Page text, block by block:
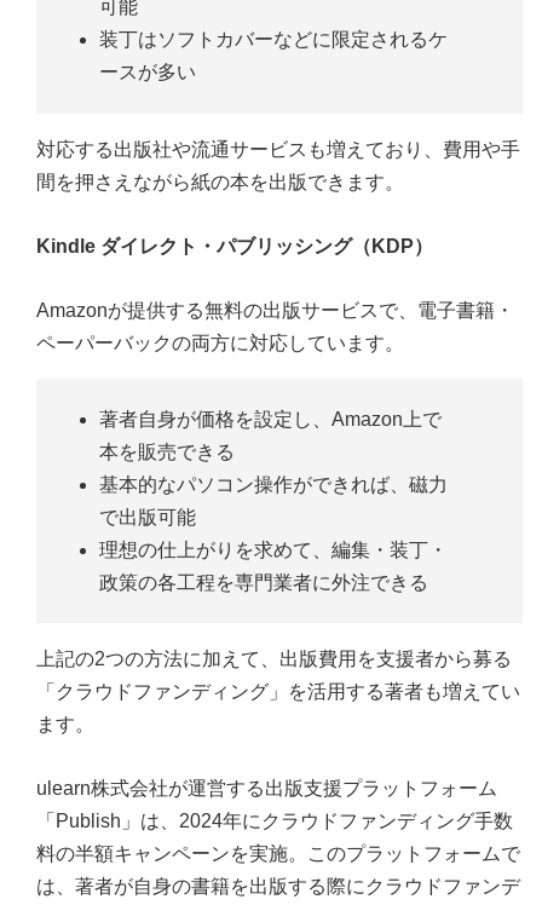
可能
装丁はソフトカバーなどに限定されるケ
ースが多い
対応する出版社や流通サービスも増えており、費用や手
間を押さえながら紙の本を出版できます。
Kindle ダイレクト・パブリッシング（KDP）
Amazonが提供する無料の出版サービスで、電子書籍・
ペーパーバックの両方に対応しています。
著者自身が価格を設定し、Amazon上で
本を販売できる
基本的なパソコン操作ができれば、磁力
で出版可能
理想の仕上がりを求めて、編集・装丁・
政策の各工程を専門業者に外注できる
上記の2つの方法に加えて、出版費用を支援者から募る
「クラウドファンディング」を活用する著者も増えてい
ます。
ulearn株式会社が運営する出版支援プラットフォーム
「Publish」は、2024年にクラウドファンディング手数
料の半額キャンペーンを実施。このプラットフォームで
は、著者が自身の書籍を出版する際にクラウドファンデ